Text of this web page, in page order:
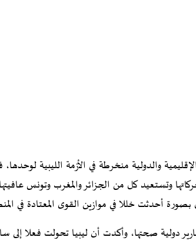
والدولية منخرطة في الأزمة الليبية لوحدها،
وتستعيد كل من الجزائر والمغرب وتونس عافيتها
بصورة أحدثت خللا في موازين القوى المعتادة في
دولية صحتها، وأكدت أن ليبيا تحولت فعلا إلى